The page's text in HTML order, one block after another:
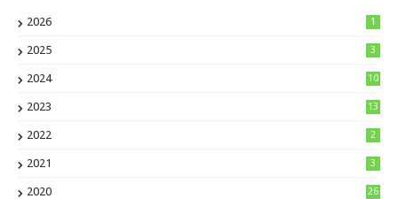
2026 1
2025 3
2024 10
2023 13
2022 2
2021 3
2020 26